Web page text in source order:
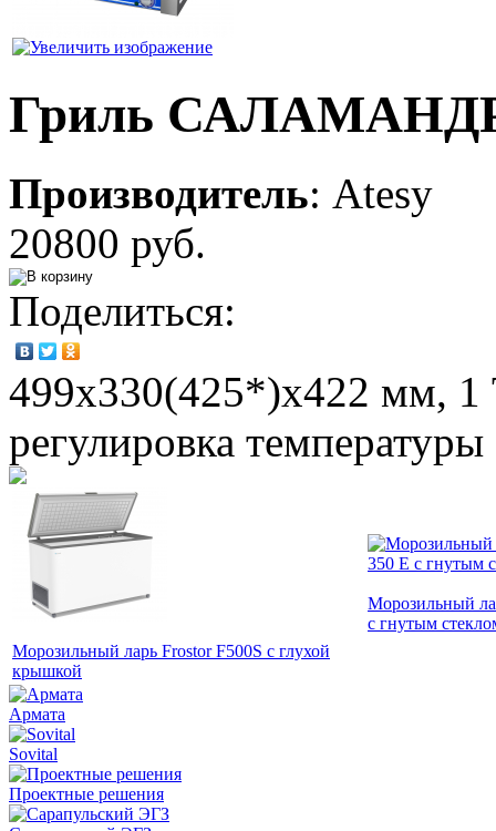
Гриль
Производитель: Atesy
20800 руб.
Поделиться:
499x330(425*)х422 мм, 1
регулировка
Морозильный ларь Frostor F500S с глухой
крышкой
Морозильный
с гнутым
Армата
Sovital
Проектные решения